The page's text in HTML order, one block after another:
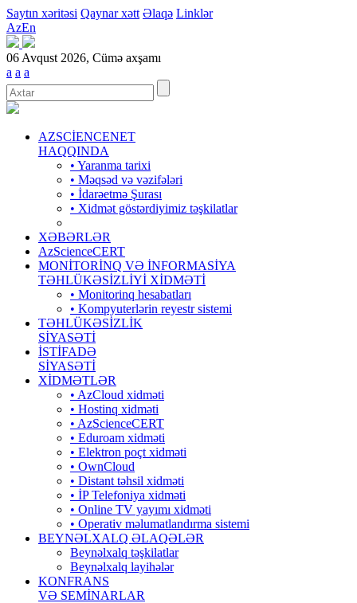
Saytın xəritəsi Qaynar xətt Əlaqə Linklər
AzEn
06 Avqust 2026, Cümə axşamı
a a a
AZSCİENCENET
HAQQINDA
• Yaranma tarixi
• Məqsəd və vəzifələri
• İdarəetmə Şurası
• Xidmət göstərdiyimiz təşkilatlar
XƏBƏRLƏR
AzScienceCERT
MONİTORİNQ VƏ İNFORMASİYA
TƏHLÜKƏSİZLİYİ XİDMƏTİ
• Monitorinq hesabatları
• Kompyuterlərin reyestr sistemi
TƏHLÜKƏSİZLİK
SİYASƏTİ
İSTİFADƏ
SİYASƏTİ
XİDMƏTLƏR
• AzCloud xidməti
• Hostinq xidməti
• AzScienceCERT
• Eduroam xidməti
• Elektron poçt xidməti
• OwnCloud
• Distant təhsil xidməti
• İP Telefoniya xidməti
• Оnline TV yayımı xidməti
• Operativ məlumatlandırma sistemi
BEYNƏLXALQ ƏLAQƏLƏR
Beynəlxalq təşkilatlar
Beynəlxalq layihələr
KONFRANS
VƏ SEMİNARLAR